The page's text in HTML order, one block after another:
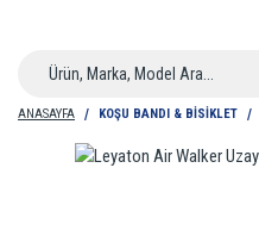
ANASAYFA KOŞU BANDI & BISIKLET